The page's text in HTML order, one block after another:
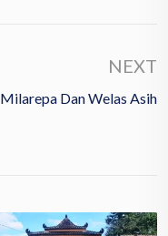
NEXT
Milarepa Dan Welas Asih